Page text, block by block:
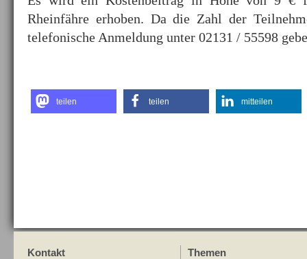
Rheinfähre erhoben. Da die Zahl der
telefonische Anmeldung unter 02131 / 55598
teilen teilen mitteilen
Kontakt Themen